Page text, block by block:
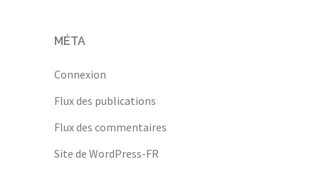
MÉTA
Connexion
Flux des publications
Flux des commentaires
Site de WordPress-FR